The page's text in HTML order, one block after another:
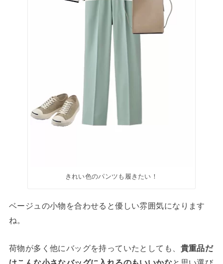
きれい色のパンツも履きたい！
ベージュの小物を合わせると優しい雰囲気になります
ね。
荷物が多く他にバッグを持っていたとしても、 貴重品だ